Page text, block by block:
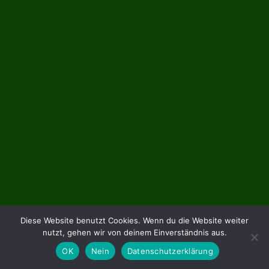
Diese Website benutzt Cookies. Wenn du die Website weiter
nutzt, gehen wir von deinem Einverständnis aus.
OK
Nein Datenschutzerklärung